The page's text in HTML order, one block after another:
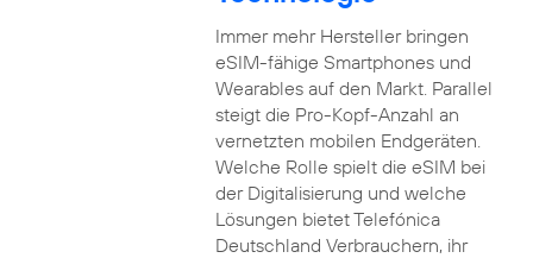
Immer mehr Hersteller bringen
eSIM-fähige Smartphones und
Wearables auf den Markt. Parallel
steigt die Pro-Kopf-Anzahl an
vernetzten mobilen Endgeräten.
Welche Rolle spielt die eSIM bei
der Digitalisierung und welche
Lösungen bietet Telefónica
Deutschland Verbrauchern, ihr